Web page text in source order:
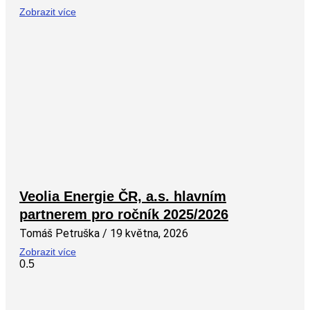
Zobrazit více
Veolia Energie ČR, a.s. hlavním
partnerem pro ročník 2025/2026
Tomáš Petruška 19 května, 2026
Zobrazit více